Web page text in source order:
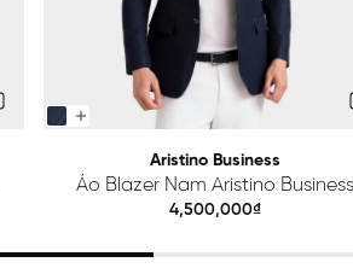
Aristino Business
Áo Blazer Nam Aristino Business
Premio 1BZ201S0H2
4,500,000₫